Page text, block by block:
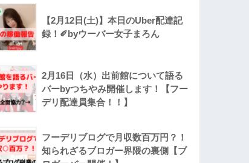
【2月12日(土)】本日のUber配達記
録！✐byウーバー女子まろん
2月16日（水）出前館について語る
バーbyつちやみ開催します！【フー
デリ配達員集合！！】
フーデリブログで月収数百万円？！
知られざるブロガー界隈の裏側【ブ